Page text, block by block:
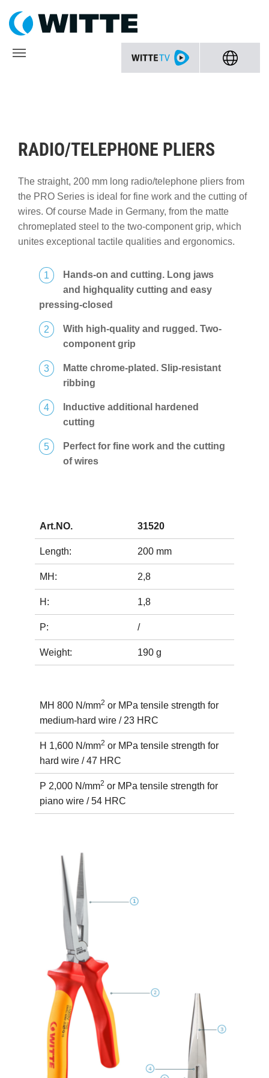
RADIO/TELEPHONE PLIERS
The straight, 200 mm long radio/telephone pliers from
the PRO Series is ideal for fine work and the cutting of
wires. Of course Made in Germany, from the matte
chromeplated steel to the two-component grip, which
unites exceptional tactile qualities and ergonomics.
Hands-on and cutting. Long jaws
and highquality cutting and easy
pressing-closed
With high-quality and rugged. Two-
component grip
Matte chrome-plated. Slip-resistant
ribbing
Inductive additional hardened
cutting
Perfect for fine work and the cutting
of wires
Art.NO. 31520
Length: 200 mm
MH: 2,8
H: 1,8
P: /
Weight: 190 g
MH 800 N/mm2 or MPa tensile strength for
medium-hard wire / 23 HRC
H 1,600 N/mm2 or MPa tensile strength for
hard wire / 47 HRC
P 2,000 N/mm2 or MPa tensile strength for
piano wire / 54 HRC